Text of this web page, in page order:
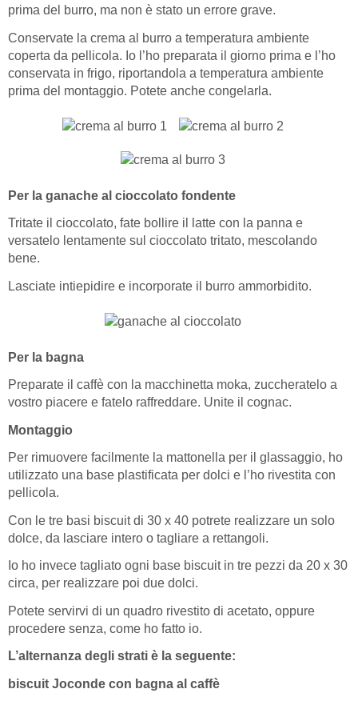
prima del burro, ma non è stato un errore grave.
Conservate la crema al burro a temperatura ambiente
coperta da pellicola. Io l’ho preparata il giorno prima e l’ho
conservata in frigo, riportandola a temperatura ambiente
prima del montaggio. Potete anche congelarla.
Per la ganache al cioccolato fondente
Tritate il cioccolato, fate bollire il latte con la panna e
versatelo lentamente sul cioccolato tritato, mescolando
bene.
Lasciate intiepidire e incorporate il burro ammorbidito.
Per la bagna
Preparate il caffè con la macchinetta moka, zuccheratelo a
vostro piacere e fatelo raffreddare. Unite il cognac.
Montaggio
Per rimuovere facilmente la mattonella per il glassaggio, ho
utilizzato una base plastificata per dolci e l’ho rivestita con
pellicola.
Con le tre basi biscuit di 30 x 40 potrete realizzare un solo
dolce, da lasciare intero o tagliare a rettangoli.
Io ho invece tagliato ogni base biscuit in tre pezzi da 20 x 30
circa, per realizzare poi due dolci.
Potete servirvi di un quadro rivestito di acetato, oppure
procedere senza, come ho fatto io.
L’alternanza degli strati è la seguente:
biscuit Joconde con bagna al caffè